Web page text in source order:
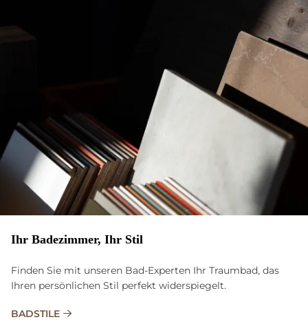
Ihr Ba­de­zim­mer, Ihr Stil
Finden Sie mit unseren Bad-Experten Ihr Traumbad, das
Ihren persönlichen Stil perfekt widerspiegelt.
BADSTILE